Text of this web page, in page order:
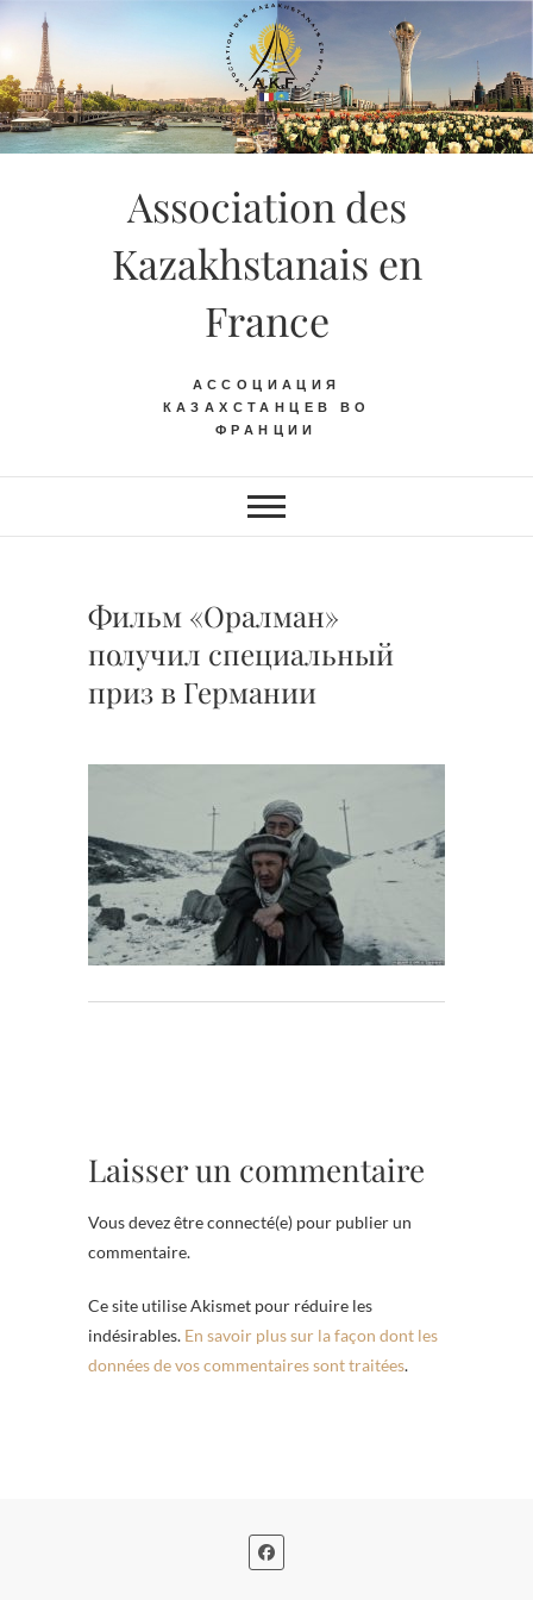
Skip
content
Association des
Kazakhstanais en
France
АССОЦИАЦИЯ
КАЗАХСТАНЦЕВ ВО
ФРАНЦИИ
Фильм «Оралман»
получил специальный
приз в Германии
Laisser un commentaire
Vous devez être connecté(e) pour publier un
commentaire.
Ce site utilise Akismet pour réduire les
indésirables. En savoir plus sur la façon dont les
données de vos commentaires sont traitées.